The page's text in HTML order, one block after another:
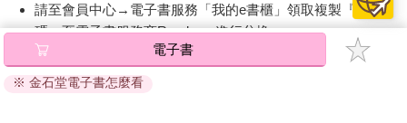
請至會員中心→電子書服務「我的e書櫃」領取複製『兌換
碼』至電子書服務商Readmoo進行兌換。
退換貨須知：
因版權保護，您在金石堂所購買的電子書僅能以金石堂專屬
電子書
※ 金石堂電子書怎麼看